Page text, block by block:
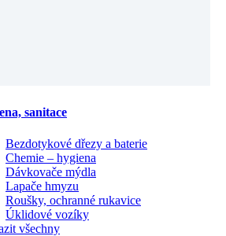
sanitace
Bezdotykové dřezy a baterie
Chemie – hygiena
Dávkovače mýdla
Lapače hmyzu
Roušky, ochranné rukavice
Úklidové vozíky
všechny